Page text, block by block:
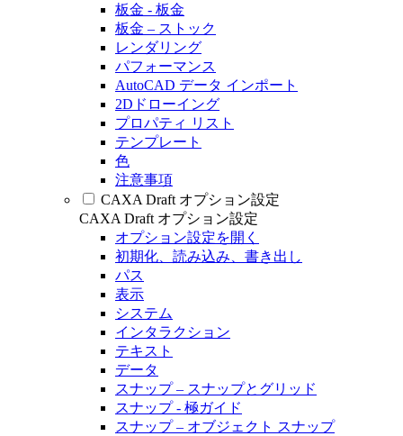
板金 - 板金
板金 – ストック
レンダリング
パフォーマンス
AutoCAD データ インポート
2Dドローイング
プロパティ リスト
テンプレート
色
注意事項
CAXA Draft オプション設定
CAXA Draft オプション設定
オプション設定を開く
初期化、読み込み、書き出し
パス
表示
システム
インタラクション
テキスト
データ
スナップ – スナップとグリッド
スナップ - 極ガイド
スナップ – オブジェクト スナップ